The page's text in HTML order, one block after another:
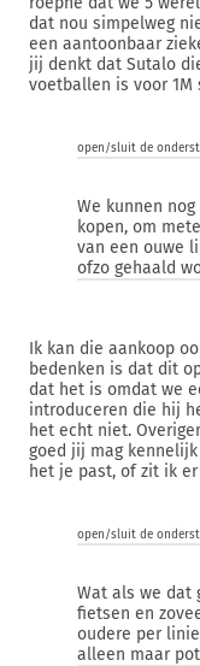
dat nou simpelweg
een aantoonbaar
jij denkt dat Sutalo
voetballen is voor 1M
open/sluit de
We kunnen
kopen, om
van een ouwe
ofzo gehaald
Ik kan die aankoop
bedenken is dat dit
dat het is omdat we
introduceren die hij
het echt niet.
goed jij mag
het je past, of zit ik
open/sluit de
Wat als we dat
fietsen en
oudere per
alleen maar